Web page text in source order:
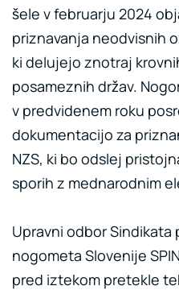
šele v februarju 2024
priznavanja neodvisnih
ki delujejo znotraj
posameznih držav.
v predvidenem roku
dokumentacijo za
NZS, ki bo odslej
sporih z mednarodnim
Upravni odbor
nogometa Slovenije
pred iztekom pretekle